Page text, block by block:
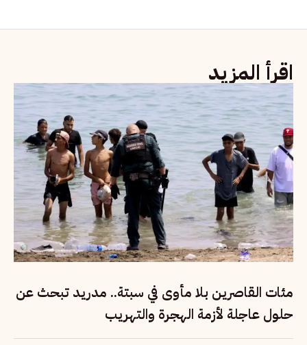
اقرأ المزيد
مئات القاصرين بلا مأوى في سبتة.. مدريد تبحث عن
حلول عاجلة لأزمة الهجرة والتهريب